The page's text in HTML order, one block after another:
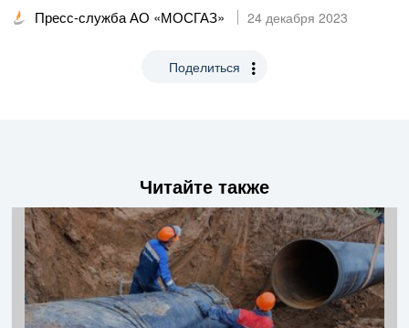
Пресс-служба АО «МОСГАЗ» 24 декабря 2023
Поделиться
Читайте также